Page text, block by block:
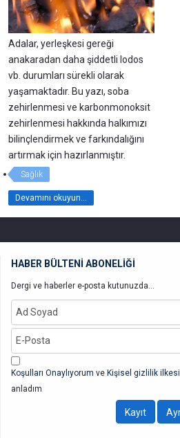
Adalar, yerleşkesi gereği
anakaradan daha şiddetli lodos
vb. durumları sürekli olarak
yaşamaktadır. Bu yazı, soba
zehirlenmesi ve karbonmonoksit
zehirlenmesi hakkında halkımızı
bilinçlendirmek ve farkındalığını
artırmak için hazırlanmıştır.
Sağlık
Devamını okuyun...
HABER BÜLTENİ ABONELİĞİ
Dergi ve haberler e-posta kutunuzda...
Koşulları Onaylıyorum ve Kişisel gizlilik ilkesi
anladım